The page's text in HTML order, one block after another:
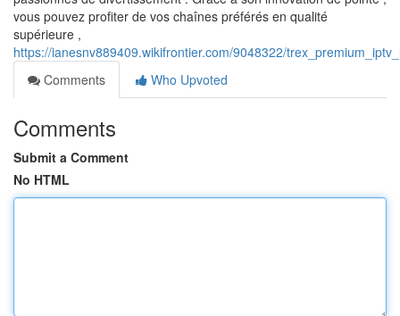
vous pouvez profiter de vos chaînes préférés en qualité
supérieure ,
https://ianesnv889409.wikifrontier.com/9048322/
Comments
Who Upvoted
Comments
Submit a Comment
No HTML